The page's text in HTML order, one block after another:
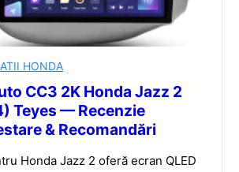
HONDA
CC3 2K Honda Jazz 2
Teyes — Recenzie
& Recomandări
Honda Jazz 2 oferă ecran QLED